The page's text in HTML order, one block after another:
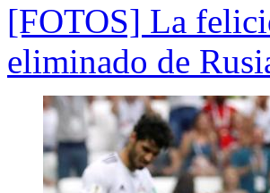
[FOTOS] La
eliminado de